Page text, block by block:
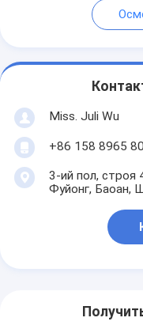
Miss. Juli Wu
+86 158 8965
3-ий пол, строя
Фуйонг, Баоан,